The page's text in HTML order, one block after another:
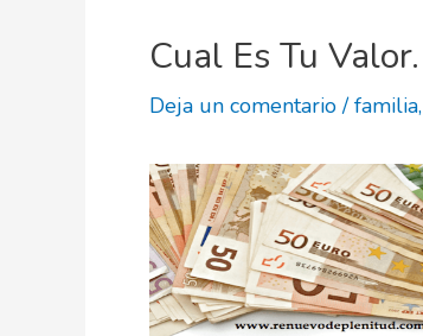
Cual Es Tu Valor.
Deja un comentario /familia,